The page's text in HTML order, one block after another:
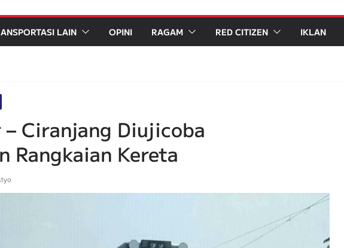
LAIN OPINI RAGAM RED CITIZEN IKLAN
Ciranjang Diujicoba
Rangkaian Kereta